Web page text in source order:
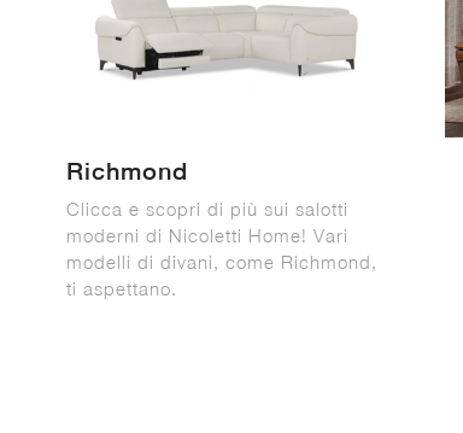
Richmond
Clicca e scopri di più sui salotti
moderni di Nicoletti Home! Vari
modelli di divani, come Richmond,
ti aspettano.